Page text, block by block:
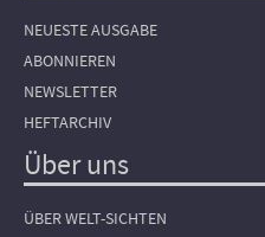
NEUESTE AUSGABE
ABONNIEREN
NEWSLETTER
HEFTARCHIV
Über uns
ÜBER WELT-SICHTEN